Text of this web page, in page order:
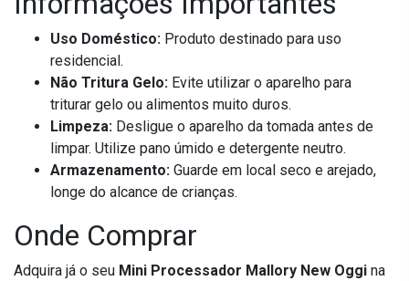
Uso Doméstico: Produto destinado para uso
residencial.
Não Tritura Gelo: Evite utilizar o aparelho para
triturar gelo ou alimentos muito duros.
Limpeza: Desligue o aparelho da tomada antes de
limpar. Utilize pano úmido e detergente neutro.
Armazenamento: Guarde em local seco e arejado,
longe do alcance de crianças.
Onde Comprar
Adquira já o seu Mini Processador Mallory New Oggi na